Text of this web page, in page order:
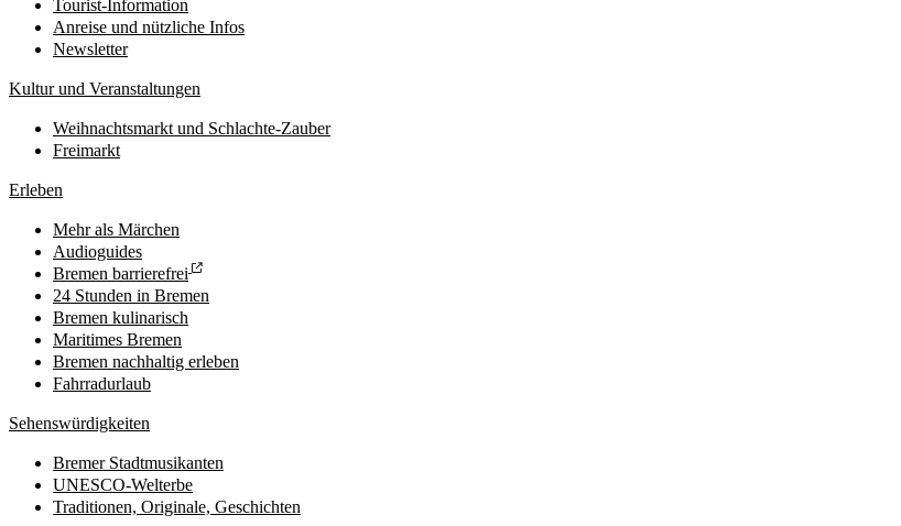
Tourist-Information
Anreise und nützliche Infos
Newsletter
Kultur und Veranstaltungen
Weihnachtsmarkt und Schlachte-Zauber
Freimarkt
Erleben
Mehr als Märchen
Audioguides
Bremen barrierefrei
24 Stunden in Bremen
Bremen kulinarisch
Maritimes Bremen
Bremen nachhaltig erleben
Fahrradurlaub
Sehenswürdigkeiten
Bremer Stadtmusikanten
UNESCO-Welterbe
Traditionen, Originale, Geschichten